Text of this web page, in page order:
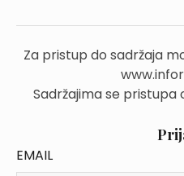
Za pristup do sadržaja
Sadržajima se pristupa
EMAIL